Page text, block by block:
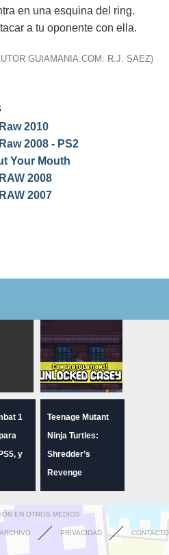
en una esquina del ring.
a tu oponente con ella.
GUIAMANIA.COM: R.J. SAEZ)
2010
2008 - PS2
Your Mouth
2008
2007
1
y
Teenage Mutant
Ninja Turtles:
Shredder’s
Revenge
EN OTROS MEDIOS
ARCHIVO PRIVACIDAD CONTACTO